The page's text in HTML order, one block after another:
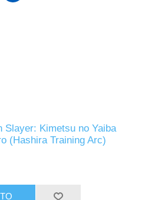
Slayer: Kimetsu no Yaiba
(Hashira Training Arc)